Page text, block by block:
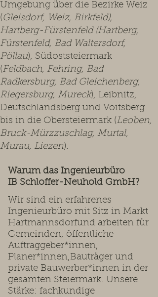
Umgebung über die Bezirke Weiz
(Gleisdorf, Weiz, Birkfeld),
Hartberg-Fürstenfeld (Hartberg,
Fürstenfeld, Bad Waltersdorf,
Pöllau), Südoststeiermark
(Feldbach, Fehring, Bad
Radkersburg, Bad Gleichenberg,
Riegersburg, Mureck), Leibnitz,
Deutschlandsberg und Voitsberg
bis in die Obersteiermark (Leoben,
Bruck-Mürzzuschlag, Murtal,
Murau, Liezen).
Warum das Ingenieurbüro
IB Schloffer-Neuhold GmbH?
Wir sind ein erfahrenes
Ingenieurbüro mit Sitz in Markt
Hartmannsdorfund arbeiten für
Gemeinden, öffentliche
Auftraggeber*innen,
Planer*innen,Bauträger und
private Bauwerber*innen in der
gesamten Steiermark. Unsere
Stärke: fachkundige